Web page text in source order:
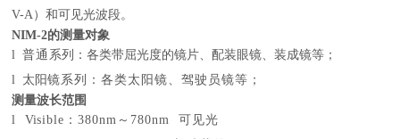
V-A）和可见光波段。
NIM-2的测量对象
l 普通 系列：各类带屈光度的镜片、配装眼镜、装成镜等；
l 太阳镜系列：各类太阳镜、驾驶员镜等；
测量波长范围
l
Visible ：380nm ～ 780nm可见光